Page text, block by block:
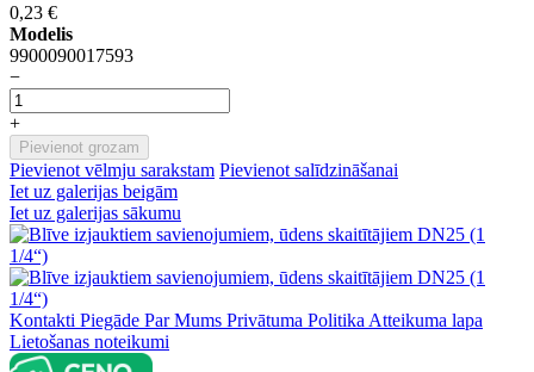
0,23 €
Modelis
9900090017593
−
+
Pievienot grozam
Pievienot vēlmju sarakstam Pievienot salīdzināšanai
Iet uz galerijas beigām
Iet uz galerijas sākumu
Kontakti Piegāde Par Mums Privātuma Politika Atteikuma lapa
Lietošanas noteikumi